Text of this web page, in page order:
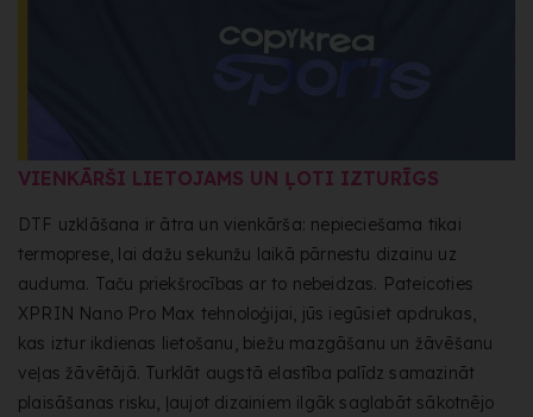
VIENKĀRŠI LIETOJAMS UN ĻOTI IZTURĪGS
DTF uzklāšana ir ātra un vienkārša: nepieciešama tikai
termoprese, lai dažu sekunžu laikā pārnestu dizainu uz
auduma. Taču priekšrocības ar to nebeidzas. Pateicoties
XPRIN Nano Pro Max tehnoloģijai, jūs iegūsiet apdrukas,
kas iztur ikdienas lietošanu, biežu mazgāšanu un žāvēšanu
veļas žāvētājā. Turklāt augstā elastība palīdz samazināt
plaisāšanas risku, ļaujot dizainiem ilgāk saglabāt sākotnējo